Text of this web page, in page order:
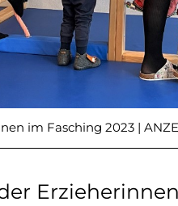
im Fasching 2023 |